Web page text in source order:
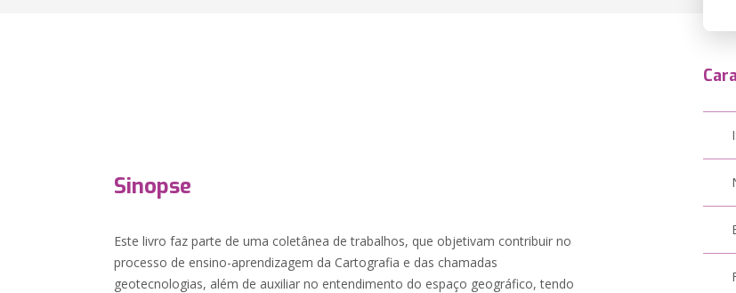
Sinopse
Este livro faz parte de uma coletânea de trabalhos, que objetivam contribuir no
processo de ensino-aprendizagem da Cartografia e das chamadas
geotecnologias, além de auxiliar no entendimento do espaço geográfico, tendo